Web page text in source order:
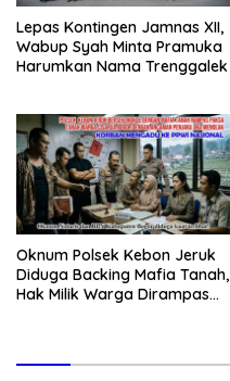
Lepas Kontingen Jamnas XII,
Wabup Syah Minta Pramuka
Harumkan Nama Trenggalek
Oknum Polsek Kebon Jeruk
Diduga Backing Mafia Tanah,
Hak Milik Warga Dirampas